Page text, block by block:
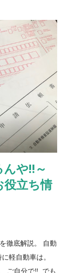
キズに関しては
場により予
当店にお持ち込
切れ、事故車
。 廃車専用ダイ
書類の手続
17更新
カーセンサー、
して下さい❗️ 廃
車、不動車 等
781-1757
それではまた
や‼️～
役立ち情
徹底解説。 自動
軽自動車は。
ご自分で‼️ でも